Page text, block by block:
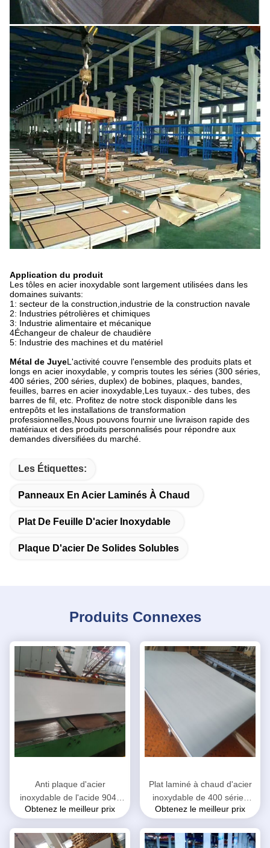
Application du produit
Les tôles en acier inoxydable sont largement utilisées dans les
domaines suivants:
1: secteur de la construction,industrie de la construction navale
2: Industries pétrolières et chimiques
3: Industrie alimentaire et mécanique
4Échangeur de chaleur de chaudière
5: Industrie des machines et du matériel
Métal de JuyeL'activité couvre l'ensemble des produits plats et
longs en acier inoxydable, y compris toutes les séries (300 séries,
400 séries, 200 séries, duplex) de bobines, plaques, bandes,
feuilles, barres en acier inoxydable,Les tuyaux.- des tubes, des
barres de fil, etc. Profitez de notre stock disponible dans les
entrepôts et les installations de transformation
professionnelles,Nous pouvons fournir une livraison rapide des
matériaux et des produits personnalisés pour répondre aux
demandes diversifiées du marché.
Les Étiquettes:
Panneaux En Acier Laminés À Chaud
Plat De Feuille D'acier Inoxydable
Plaque D'acier De Solides Solubles
Produits Connexes
Anti plaque d'acier
inoxydable de l'acide 904l,
plaque d'acier de solides
pression
Obtenez le meilleur prix
Plat laminé à chaud d'acier
inoxydable de 400 séries
épaisseur de 0.1mm - de
Obtenez le meilleur prix